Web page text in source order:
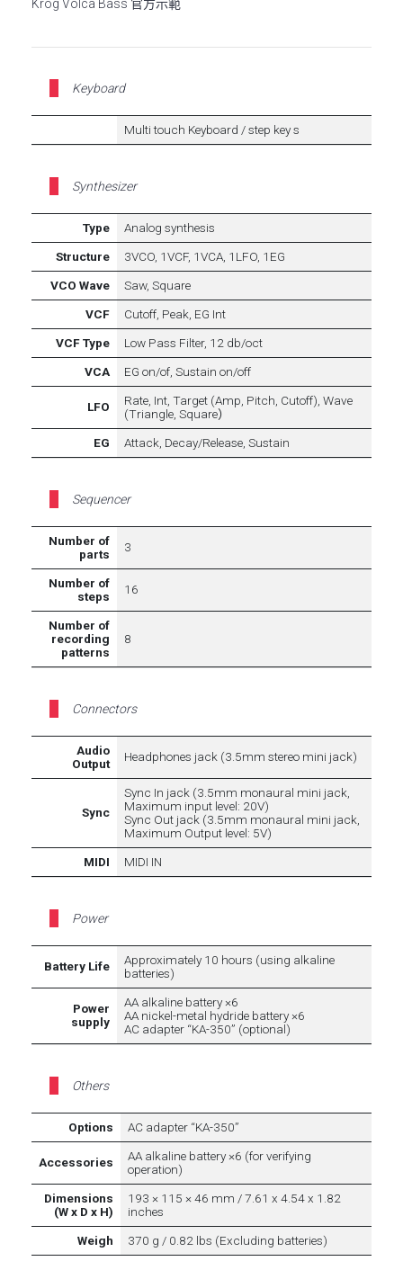
Krog Volca Bass 官方示範
Keyboard
Multi touch Keyboard / step key s
Synthesizer
Type
Analog synthesis
Structure
3VCO, 1VCF, 1VCA, 1LFO, 1EG
VCO Wave
Saw, Square
VCF
Cutoff, Peak, EG Int
VCF Type
Low Pass Filter, 12 db/oct
VCA
EG on/of, Sustain on/off
LFO
Rate, Int, Target (Amp, Pitch, Cutoff), Wave
(Triangle, Square）
EG
Attack, Decay/Release, Sustain
Sequencer
Number of
parts
3
Number of
steps
16
Number of
recording
patterns
8
Connectors
Audio
Output
Headphones jack (3.5mm stereo mini jack)
Sync
Sync In jack (3.5mm monaural mini jack,
Maximum input level: 20V)
Sync Out jack (3.5mm monaural mini jack,
Maximum Output level: 5V)
MIDI
MIDI IN
Power
Battery Life
Approximately 10 hours (using alkaline
batteries)
Power
supply
AA alkaline battery ×6
AA nickel-metal hydride battery ×6
AC adapter “KA-350” (optional)
Others
Options AC adapter “KA-350”
Accessories
AA alkaline battery ×6 (for verifying
operation)
Dimensions
(W x D x H)
193 × 115 × 46 mm / 7.61 x 4.54 x 1.82
inches
Weigh
370 g / 0.82 lbs (Excluding batteries)